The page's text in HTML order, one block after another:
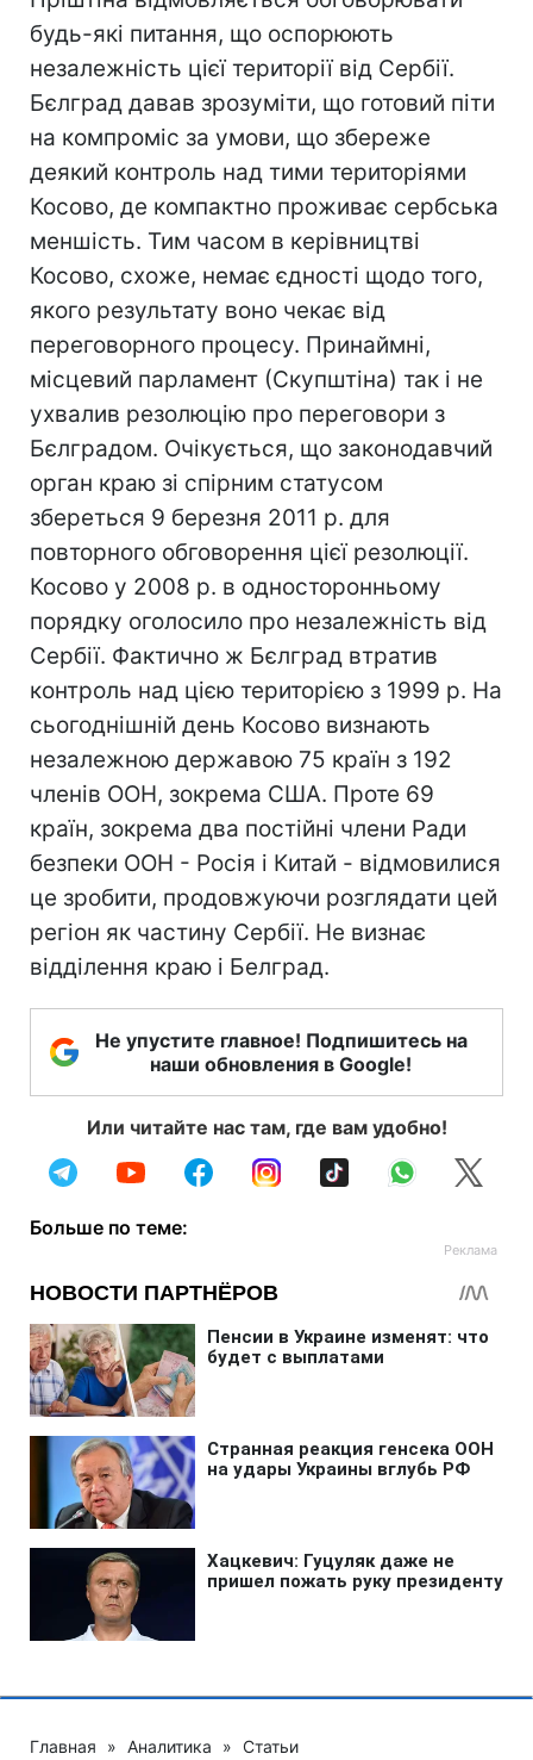
будь-які питання, що оспорюють
незалежність цієї території від Сербії.
Бєлград давав зрозуміти, що готовий піти
на компроміс за умови, що збереже
деякий контроль над тими територіями
Косово, де компактно проживає сербська
меншість. Тим часом в керівництві
Косово, схоже, немає єдності щодо того,
якого результату воно чекає від
переговорного процесу. Принаймні,
місцевий парламент (Скупштіна) так і не
ухвалив резолюцію про переговори з
Бєлградом. Очікується, що законодавчий
орган краю зі спірним статусом
збереться 9 березня 2011 р. для
повторного обговорення цієї резолюції.
Косово у 2008 р. в односторонньому
порядку оголосило про незалежність від
Сербії. Фактично ж Бєлград втратив
контроль над цією територією з 1999 р. На
сьогоднішній день Косово визнають
незалежною державою 75 країн з 192
членів ООН, зокрема США. Проте 69
країн, зокрема два постійні члени Ради
безпеки ООН - Росія і Китай - відмовилися
це зробити, продовжуючи розглядати цей
регіон як частину Сербії. Не визнає
відділення краю і Белград.
Не упустите главное! Подпишитесь на
наши обновления в Google!
Или читайте нас там, где вам удобно!
Больше по теме:
Главная » Аналитика » Статьи